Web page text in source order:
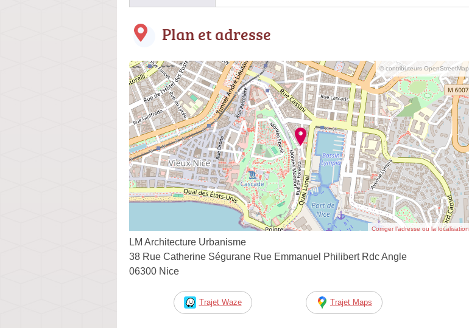
Plan et adresse
© contributeurs OpenStreetMap
Corriger l’adresse ou la localisation
LM Architecture Urbanisme
38 Rue Catherine Ségurane Rue Emmanuel Philibert Rdc Angle
06300 Nice
Trajet Waze Trajet Maps